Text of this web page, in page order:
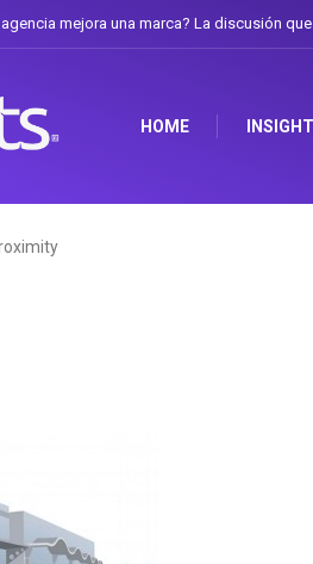
mejora una marca? La discusión
HOME